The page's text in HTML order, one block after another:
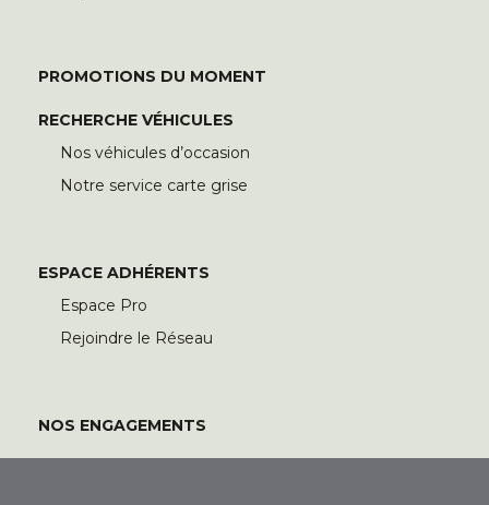
PROMOTIONS DU MOMENT
RECHERCHE VÉHICULES
Nos véhicules d’occasion
Notre service carte grise
ESPACE ADHÉRENTS
Espace Pro
Rejoindre le Réseau
NOS ENGAGEMENTS